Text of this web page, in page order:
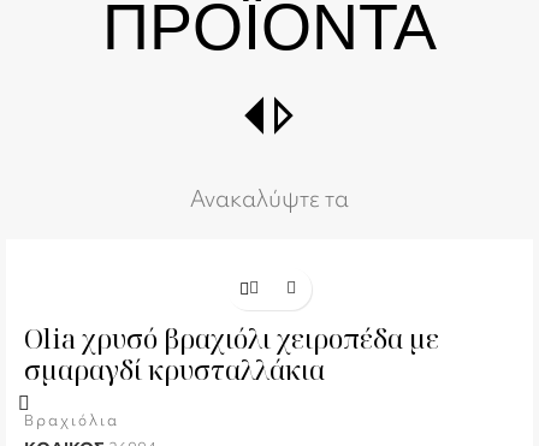
ΠΡΟΪΟΝΤΑ
switch_right
Ανακαλύψτε τα
Olia χρυσό βραχιόλι χειροπέδα με
σμαραγδί κρυσταλλάκια
Βραχιόλια